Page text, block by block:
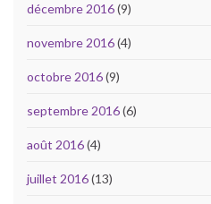
décembre 2016(9)
novembre 2016(4)
octobre 2016(9)
septembre 2016(6)
août 2016(4)
juillet 2016(13)